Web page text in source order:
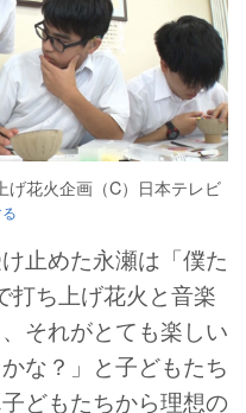
げ花火企画（C）日本テレビ
止めた永瀬は「僕た
打ち上げ花火と音楽
それがとても楽しい
な？」と子どもたち
どもたちから理想の